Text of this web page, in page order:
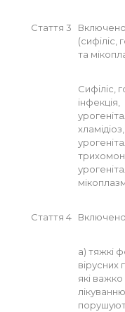
Стаття 3
(сифіліс,
та
Сифіліс,
інфекція,
хламідіоз,
Стаття 4
а) тяжкі
вірусних
які